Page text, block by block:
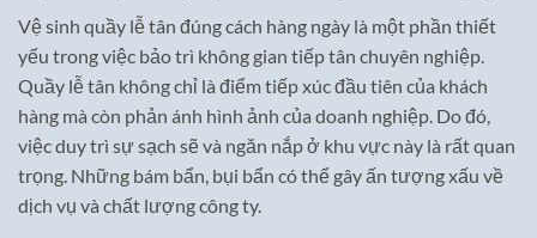
Vệ sinh quầy lễ tân đúng cách hàng ngày là một phần thiết
yếu trong việc bảo trì không gian tiếp tân chuyên nghiệp.
Quầy lễ tân không chỉ là điểm tiếp xúc đầu tiên của khách
hàng mà còn phản ánh hình ảnh của doanh nghiệp. Do đó,
việc duy trì sự sạch sẽ và ngăn nắp ở khu vực này là rất quan
trọng. Những bám bẩn, bụi bẩn có thể gây ấn tượng xấu về
dịch vụ và chất lượng công ty.